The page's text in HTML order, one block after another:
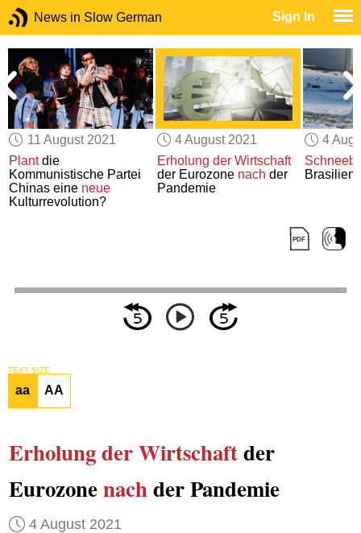
News in Slow German Sign In
11 August 2021
Plantdie
Kommunistische Partei
Chinas eine neue
Kulturrevolution?
4 August 2021
Erholung der Wirtschaft
der Eurozone nach der
Pandemie
4
Brasilien
TEXT SIZE
aa AA
Erholung der Wirtschaftder
Eurozonenachder Pandemie
4 August 2021